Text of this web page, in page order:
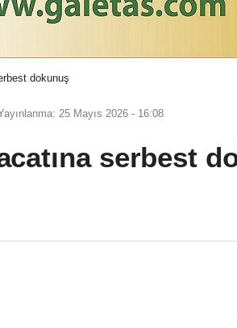
dokunuş
25 Mayıs 2026 - 16:08
serbest